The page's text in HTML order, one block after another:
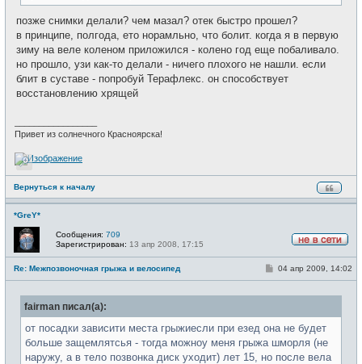
позже снимки делали? чем мазал? отек быстро прошел?
в принципе, полгода, ето норамльно, что болит. когда я в первую
зиму на веле коленом приложился - колено год еще побаливало.
но прошло, узи как-то делали - ничего плохого не нашли. если
блит в суставе - попробуй Терафлекс. он способствует
восстановлению хрящей
Привет из солнечного Красноярска!
Вернуться к началу
*GreY*
е
в
с
Сообщения: 709
Зарегистрирован: 13 апр 2008, 17:15
Re: Межпозвоночная грыжа и велосипед
С
б
е
н
е
04 апр 2009, 14:02
fairman писал(а):
от посадки зависити места грыжиесли при езед она не будет
больше защемлятсья - тогда можноу меня грыжа шморля (не
наружу, а в тело позвонка диск уходит) лет 15, но после вела